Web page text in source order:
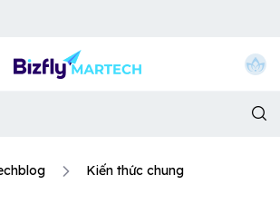
Kiến thức chung